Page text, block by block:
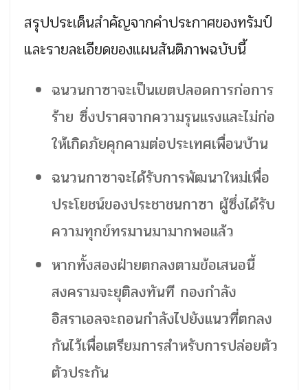
สรุปประเด็นสำคัญจากคำประกาศของทรัมป์
และรายละเอียดของแผนสันติภาพฉบับนี้
ฉนวนกาซาจะเป็นเขตปลอดการก่อการ
ร้าย ซึ่งปราศจากความรุนแรงและไม่ก่อ
ให้เกิดภัยคุกคามต่อประเทศเพื่อนบ้าน
ฉนวนกาซาจะได้รับการพัฒนาใหม่เพื่อ
ประโยชน์ของประชาชนกาซา ผู้ซึ่งได้รับ
ความทุกข์ทรมานมามากพอแล้ว
หากทั้งสองฝ่ายตกลงตามข้อเสนอนี้
สงครามจะยุติลงทันที กองกำลัง
อิสราเอลจะถอนกำลังไปยังแนวที่ตกลง
กันไว้เพื่อเตรียมการสำหรับการปล่อยตัว
ตัวประกัน